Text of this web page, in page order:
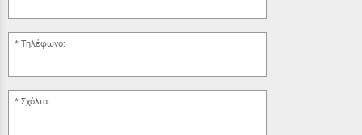
Τηλέφωνο:
Σχόλια: